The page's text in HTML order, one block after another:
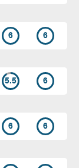
6 6
5.5 6
6 6